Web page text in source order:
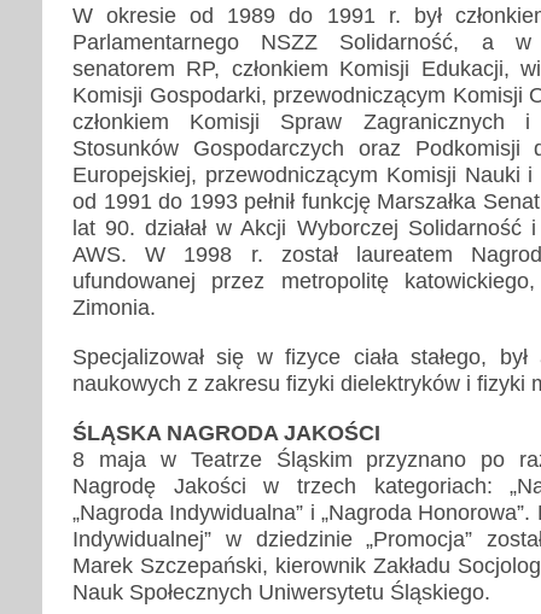
W okresie od 1989 do 1991 r. był
Parlamentarnego NSZZ Solidarność, a
senatorem RP, członkiem Komisji Edukacji,
Komisji Gospodarki, przewodniczącym Komisji
członkiem Komisji Spraw Zagranicznych i
Stosunków Gospodarczych oraz Podkomisji
Europejskiej, przewodniczącym Komisji Nauki
od 1991 do 1993 pełnił funkcję Marszałka
lat 90. działał w Akcji Wyborczej Solidarność
AWS. W 1998 r. został laureatem
ufundowanej przez metropolitę
Zimonia.
Specjalizował się w fizyce ciała stałego,
naukowych z zakresu fizyki dielektryków i fizyki
ŚLĄSKA NAGRODA JAKOŚCI
8 maja w Teatrze Śląskim przyznano po
Nagrodę Jakości w trzech kategoriach:
„Nagroda Indywidualna” i „Nagroda
Indywidualnej” w dziedzinie „Promocja”
Marek Szczepański, kierownik Zakładu
Nauk Społecznych Uniwersytetu Śląskiego.